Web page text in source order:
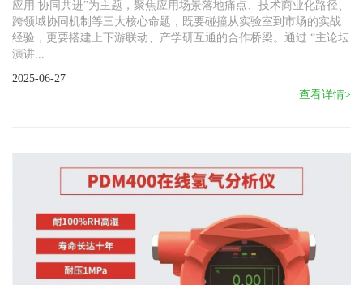
应用 协同共进”为主题，聚焦应用场景落地痛点、技术商业化路径、
跨领域协同机制等三大核心命题，既要碰撞从实验室到市场的实战
经验，更要搭建上下游联动、产学研互通的合作桥梁。通过 “主论坛
演讲...
2025-06-27
查看详情>